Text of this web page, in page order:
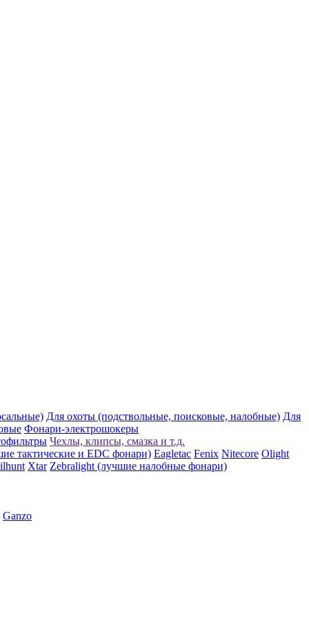
Для охоты (подствольные, поисковые, налобные) Для
Фонари-электрошокеры
Чехлы, клипсы, смазка и т.д.
тактические и EDC фонари) Eagletac Fenix Nitecore Olight
Xtar Zebralight (лучшие налобные фонари)
Ganzo